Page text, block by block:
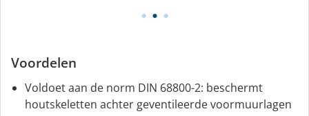
Voordelen
Voldoet aan de norm DIN 68800-2: beschermt
houtskeletten achter geventileerde voormuurlagen